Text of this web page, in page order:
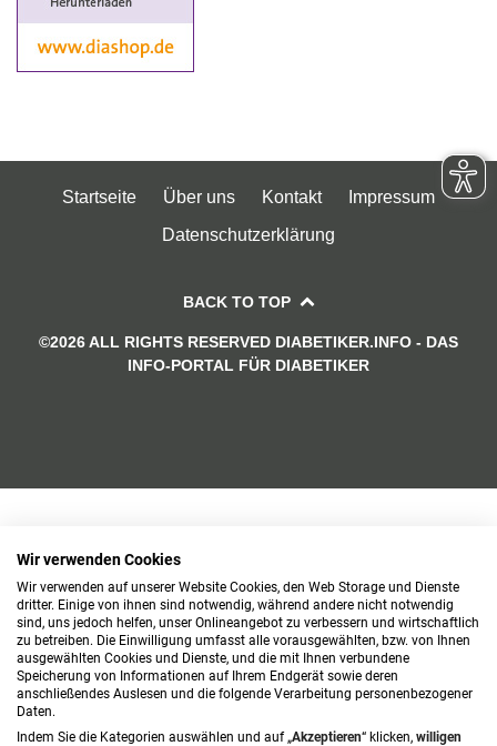
Startseite Über uns Kontakt
Impressum
Datenschutzerklärung
BACK TO TOP
©2026 ALL RIGHTS RESERVED DIABETIKER.INFO - DAS
INFO-PORTAL FÜR DIABETIKER
Wir verwenden Cookies
Wir verwenden auf unserer Website Cookies, den Web Storage und Dienste
dritter. Einige von ihnen sind notwendig, während andere nicht notwendig
sind, uns jedoch helfen, unser Onlineangebot zu verbessern und wirtschaftlich
zu betreiben. Die Einwilligung umfasst alle vorausgewählten, bzw. von Ihnen
ausgewählten Cookies und Dienste, und die mit Ihnen verbundene
Speicherung von Informationen auf Ihrem Endgerät sowie deren
anschließendes Auslesen und die folgende Verarbeitung personenbezogener
Daten.
Indem Sie die Kategorien auswählen und auf „Akzeptieren“ klicken, willigen